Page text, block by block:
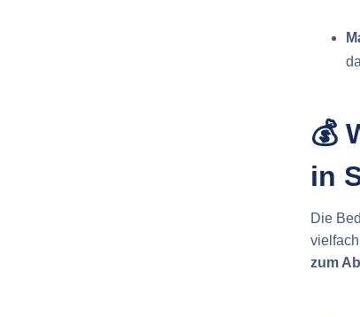
💰
in
Die
zum